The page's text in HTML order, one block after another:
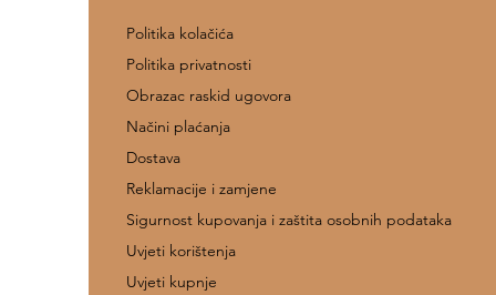
Politika kolačića
Politika privatnosti
Obrazac raskid ugovora
Načini plaćanja
Dostava
Reklamacije i zamjene
Sigurnost kupovanja i zaštita osobnih podataka
Uvjeti korištenja
Uvjeti kupnje